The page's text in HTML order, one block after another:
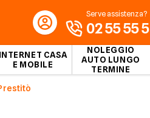
INTERNET CASA
E MOBILE
NOLEGGIO
AUTO LUNGO
TERMINE
Serve assistenza?
02 55 55 5